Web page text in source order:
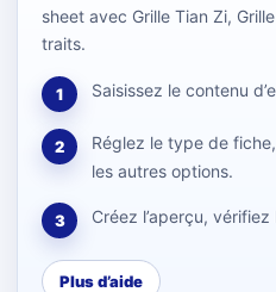
sheet avec Grille Tian Zi,
traits.
1 Saisissez le contenu
2
Réglez le type de
les autres options.
3 Créez l’aperçu,
Plus d’aide